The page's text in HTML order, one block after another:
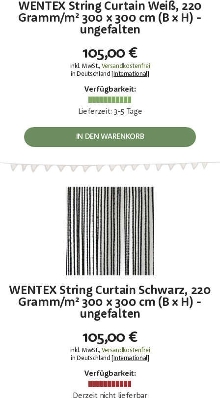
WENTEX String Curtain Weiß, 220
Gramm/m² 300 x 300 cm (B x H) -
ungefalten
105,00 €
inkl. MwSt., Versandkostenfrei
in Deutschland [
International]
Verfügbarkeit:
Lieferzeit: 3-5 Tage
IN DEN WARENKORB
WENTEX String Curtain Schwarz, 220
Gramm/m² 300 x 300 cm (B x H) -
ungefalten
105,00 €
inkl. MwSt., Versandkostenfrei
in Deutschland [
International]
Verfügbarkeit:
Derzeit nicht lieferbar